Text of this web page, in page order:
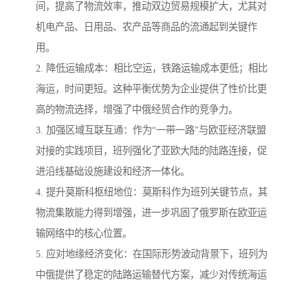
间，提高了物流效率，推动双边贸易规模扩大，尤其对
机电产品、日用品、农产品等商品的流通起到关键作
用。
2. 降低运输成本：相比空运，铁路运输成本更低；相比
海运，时间更短。这种平衡优势为企业提供了性价比更
高的物流选择，增强了中俄经贸合作的竞争力。
3. 加强区域互联互通：作为“一带一路”与欧亚经济联盟
对接的实践项目，班列强化了亚欧大陆的陆路连接，促
进沿线基础设施建设和经济一体化。
4. 提升莫斯科枢纽地位：莫斯科作为班列关键节点，其
物流集散能力得到增强，进一步巩固了俄罗斯在欧亚运
输网络中的核心位置。
5. 应对地缘经济变化：在国际形势波动背景下，班列为
中俄提供了稳定的陆路运输替代方案，减少对传统海运